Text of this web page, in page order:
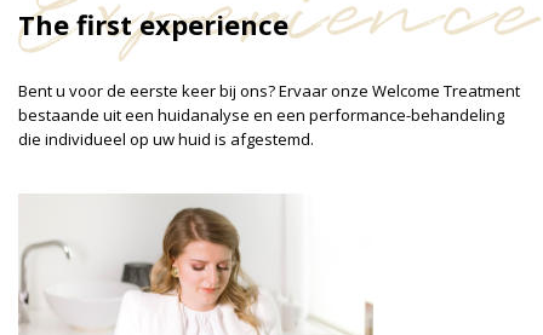
The first experience
Bent u voor de eerste keer bij ons? Ervaar onze Welcome Treatment
bestaande uit een huidanalyse en een performance-behandeling
die individueel op uw huid is afgestemd.